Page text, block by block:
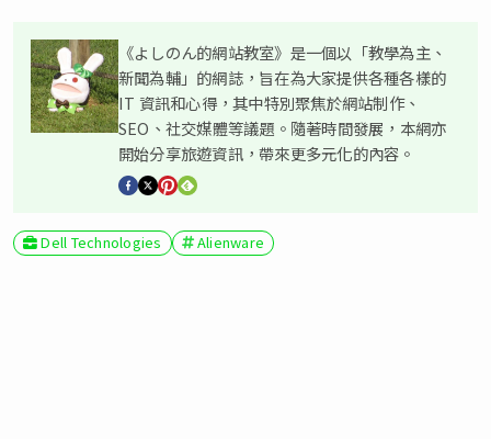
《よしのん的網站教室》是一個以「教學為主、
新聞為輔」的網誌，旨在為大家提供各種各樣的
IT 資訊和心得，其中特別聚焦於網站制作、
SEO、社交媒體等議題。隨著時間發展，本網亦
開始分享旅遊資訊，帶來更多元化的內容。
Dell Technologies Alienware